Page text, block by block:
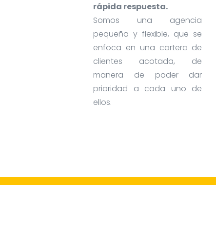
rápida respuesta.
Somos una agencia
pequeña y flexible, que se
enfoca en una cartera de
clientes acotada, de
manera de poder dar
prioridad a cada uno de
ellos.